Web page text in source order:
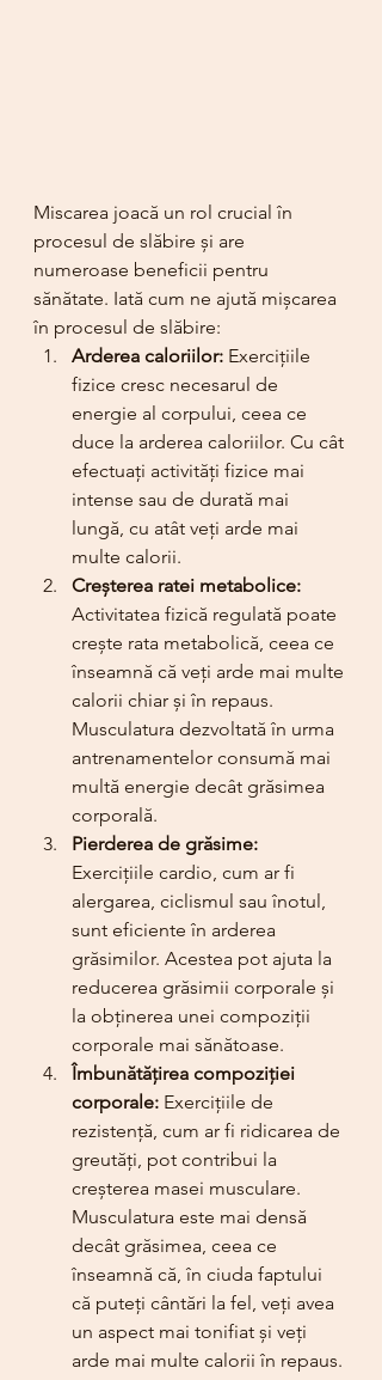
Miscarea joacă un rol crucial în
procesul de slăbire și are
numeroase beneficii pentru
sănătate. Iată cum ne ajută mișcarea
în procesul de slăbire:
Arderea caloriilor: Exercițiile
fizice cresc necesarul de
energie al corpului, ceea ce
duce la arderea caloriilor. Cu cât
efectuați activități fizice mai
intense sau de durată mai
lungă, cu atât veți arde mai
multe calorii.
Creșterea ratei metabolice:
Activitatea fizică regulată poate
crește rata metabolică, ceea ce
înseamnă că veți arde mai multe
calorii chiar și în repaus.
Musculatura dezvoltată în urma
antrenamentelor consumă mai
multă energie decât grăsimea
corporală.
Pierderea de grăsime:
Exercițiile cardio, cum ar fi
alergarea, ciclismul sau înotul,
sunt eficiente în arderea
grăsimilor. Acestea pot ajuta la
reducerea grăsimii corporale și
la obținerea unei compoziții
corporale mai sănătoase.
Îmbunătățirea compoziției
corporale: Exercițiile de
rezistență, cum ar fi ridicarea de
greutăți, pot contribui la
creșterea masei musculare.
Musculatura este mai densă
decât grăsimea, ceea ce
înseamnă că, în ciuda faptului
că puteți cântări la fel, veți avea
un aspect mai tonifiat și veți
arde mai multe calorii în repaus.